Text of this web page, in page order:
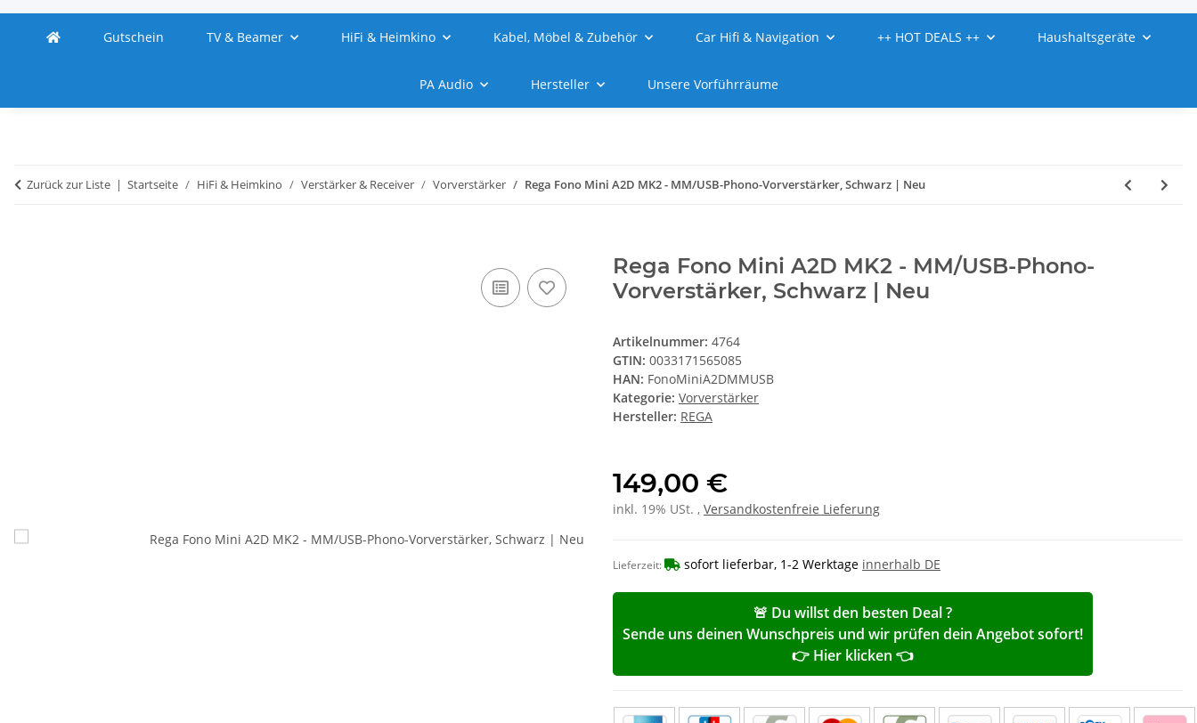
Gutschein TV & Beamer HiFi & Heimkino Kabel, Möbel & Zubehör Car Hifi & Navigation ++ HOT DEALS ++ Haushaltsgeräte
PA Audio Hersteller Unsere Vorführräume
Zurück zur Liste Startseite HiFi & Heimkino Verstärker & Receiver Vorverstärker Rega Fono Mini A2D MK2 - MM/USB-Phono-Vorverstärker, Schwarz | Neu
Rega Fono Mini A2D MK2 - MM/USB-Phono-
Vorverstärker, Schwarz | Neu
Artikelnummer: 4764
GTIN: 0033171565085
HAN: FonoMiniA2DMMUSB
Kategorie: Vorverstärker
Hersteller: REGA
149,00 €
inkl. 19% USt. , Versandkostenfreie Lieferung
Lieferzeit: sofort lieferbar, 1-2 Werktage innerhalb DE
🚨 Du willst den besten Deal ?
Sende uns deinen Wunschpreis und wir prüfen dein Angebot sofort!
👉 Hier klicken 👈